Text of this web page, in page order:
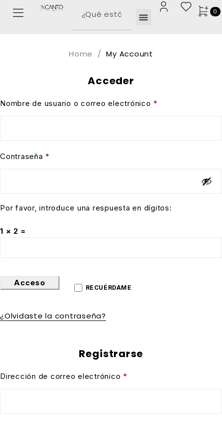
0
Home / My Account
Acceder
Nombre de usuario o correo electrónico *
Contraseña *
Por favor, introduce una respuesta en dígitos:
1 × 2 =
RECUÉRDAME
Acceso
¿Olvidaste la contraseña?
Registrarse
Dirección de correo electrónico *